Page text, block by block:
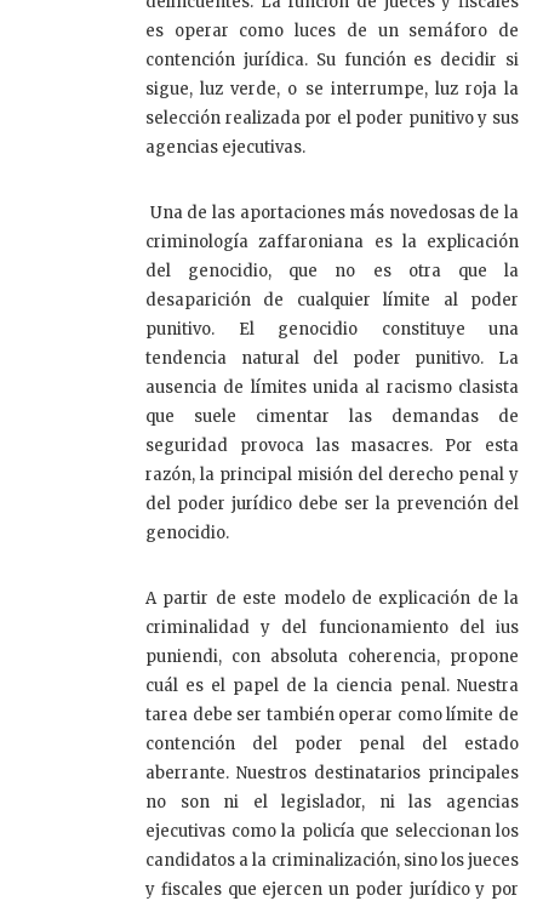
es operar como luces de un semáforo de
contención jurídica. Su función es decidir si
sigue, luz verde, o se interrumpe, luz roja la
selección realizada por el poder punitivo y sus
agencias ejecutivas.
Una de las aportaciones más novedosas de la
criminología zaffaroniana es la explicación
del genocidio, que no es otra que la
desaparición de cualquier límite al poder
punitivo. El genocidio constituye una
tendencia natural del poder punitivo. La
ausencia de límites unida al racismo clasista
que suele cimentar las demandas de
seguridad provoca las masacres. Por esta
razón, la principal misión del derecho penal y
del poder jurídico debe ser la prevención del
genocidio.
A partir de este modelo de explicación de la
criminalidad y del funcionamiento del ius
puniendi, con absoluta coherencia, propone
cuál es el papel de la ciencia penal. Nuestra
tarea debe ser también operar como límite de
contención del poder penal del estado
aberrante. Nuestros destinatarios principales
no son ni el legislador, ni las agencias
ejecutivas como la policía que seleccionan los
candidatos a la criminalización, sino los jueces
y fiscales que ejercen un poder jurídico y por